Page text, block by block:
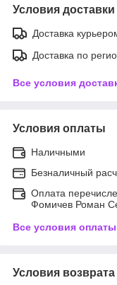
Условия доставки
Доставка
Доставка по
Все условия
Условия оплаты
Наличными
Безналичный
Оплата
Фомичев Роман
Все условия оплаты
Условия возврата